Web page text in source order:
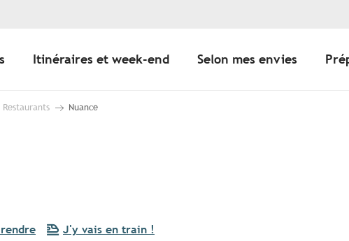
Itinéraires et week-end Selon mes envies
Restaurants Nuance
J'y vais en train !